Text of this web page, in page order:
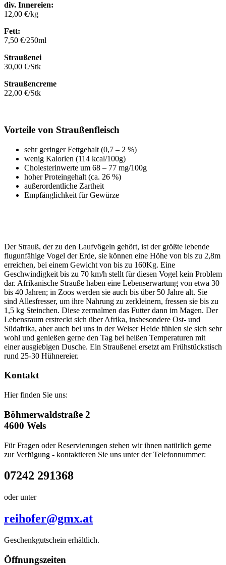
div. Innereien:
12,00 €/kg
Fett:
7,50 €/250ml
Straußenei
30,00 €/Stk
Straußencreme
22,00 €/Stk
Vorteile von Straußenfleisch
sehr geringer Fettgehalt (0,7 – 2 %)
wenig Kalorien (114 kcal/100g)
Cholesterinwerte um 68 – 77 mg/100g
hoher Proteingehalt (ca. 26 %)
außerordentliche Zartheit
Empfänglichkeit für Gewürze
Der Strauß, der zu den Laufvögeln gehört, ist der größte lebende
flugunfähige Vogel der Erde, sie können eine Höhe von bis zu 2,8m
erreichen, bei einem Gewicht von bis zu 160Kg. Eine
Geschwindigkeit bis zu 70 km/h stellt für diesen Vogel kein Problem
dar. Afrikanische Strauße haben eine Lebenserwartung von etwa 30
bis 40 Jahren; in Zoos werden sie auch bis über 50 Jahre alt. Sie
sind Allesfresser, um ihre Nahrung zu zerkleinern, fressen sie bis zu
1,5 kg Steinchen. Diese zermalmen das Futter dann im Magen. Der
Lebensraum erstreckt sich über Afrika, insbesondere Ost- und
Südafrika, aber auch bei uns in der Welser Heide fühlen sie sich sehr
wohl und genießen gerne den Tag bei heißen Temperaturen mit
einer ausgiebigen Dusche. Ein Straußenei ersetzt am Frühstückstisch
rund 25-30 Hühnereier.
Kontakt
Hier finden Sie uns:
Böhmerwaldstraße 2
4600 Wels
Für Fragen oder Reservierungen stehen wir ihnen natürlich gerne
zur Verfügung - kontaktieren Sie uns unter der Telefonnummer:
07242 291368
oder unter
reihofer@gmx.at
Geschenkgutschein erhältlich.
Öffnungszeiten